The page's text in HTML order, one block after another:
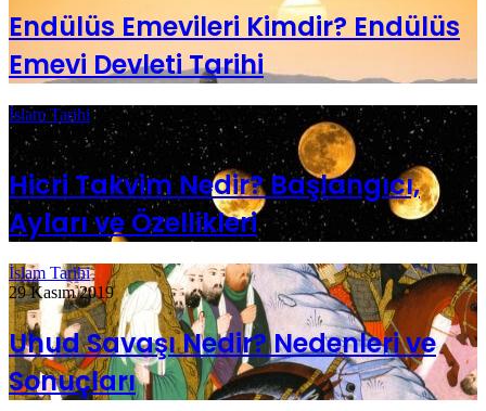
Endülüs Emevileri Kimdir? Endülüs
Emevi Devleti Tarihi
İslam Tarihi
8 Eylül 2022
Hicri Takvim Nedir? Başlangıcı,
Ayları ve Özellikleri
İslam Tarihi
29 Kasım 2019
Uhud Savaşı Nedir? Nedenleri ve
Sonuçları